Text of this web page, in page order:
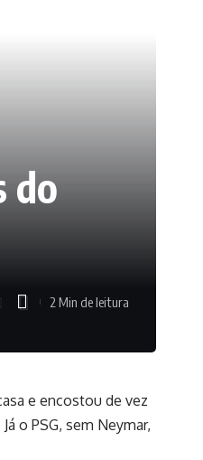
do
2 Min de leitura
e encostou de vez
o PSG, sem Neymar,